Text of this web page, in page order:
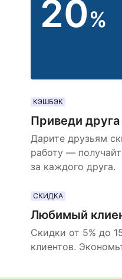
20%
КЭШБЭК
Приведи друга
Дарите друзьям
работу —
за каждого друга.
СКИДКА
Любимый
Скидки от 5% до
клиентов.